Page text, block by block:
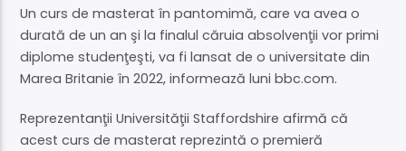
Un curs de masterat în pantomimă, care va avea o
durată de un an şi la finalul căruia absolvenţii vor primi
diplome studenţeşti, va fi lansat de o universitate din
Marea Britanie în 2022, informează luni bbc.com.
Reprezentanţii Universităţii Staffordshire afirmă că
acest curs de masterat reprezintă o premieră